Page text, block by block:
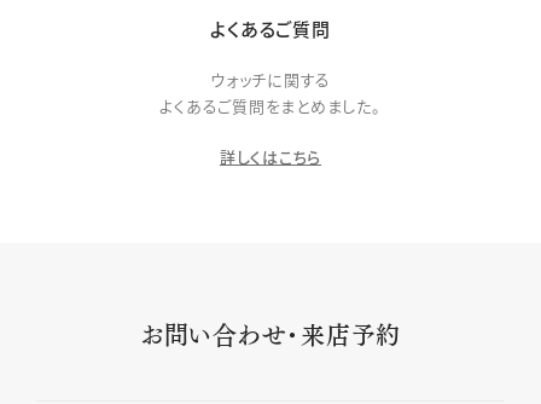
よくあるご質問
ウォッチに関する
よくあるご質問をまとめました。
詳しくはこちら
お問い合わせ・来店予約